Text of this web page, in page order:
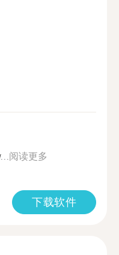
阅读更多
下载软件